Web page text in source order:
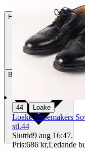
Frakt
Betalning Via Tradera
44 | Loake
Loake Shoemakers
stl.44
Sluttid9 aug 16:47.
Pris:686 kr,Ledande